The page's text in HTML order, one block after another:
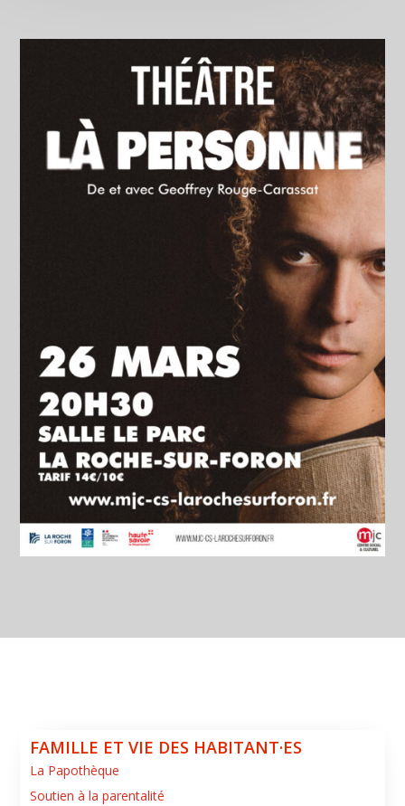
FAMILLE ET VIE DES HABITANT·ES
La Papothèque
Soutien à la parentalité